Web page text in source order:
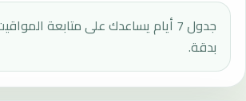
جدول 7 أيام يساعدك على متابعة
بدقة.